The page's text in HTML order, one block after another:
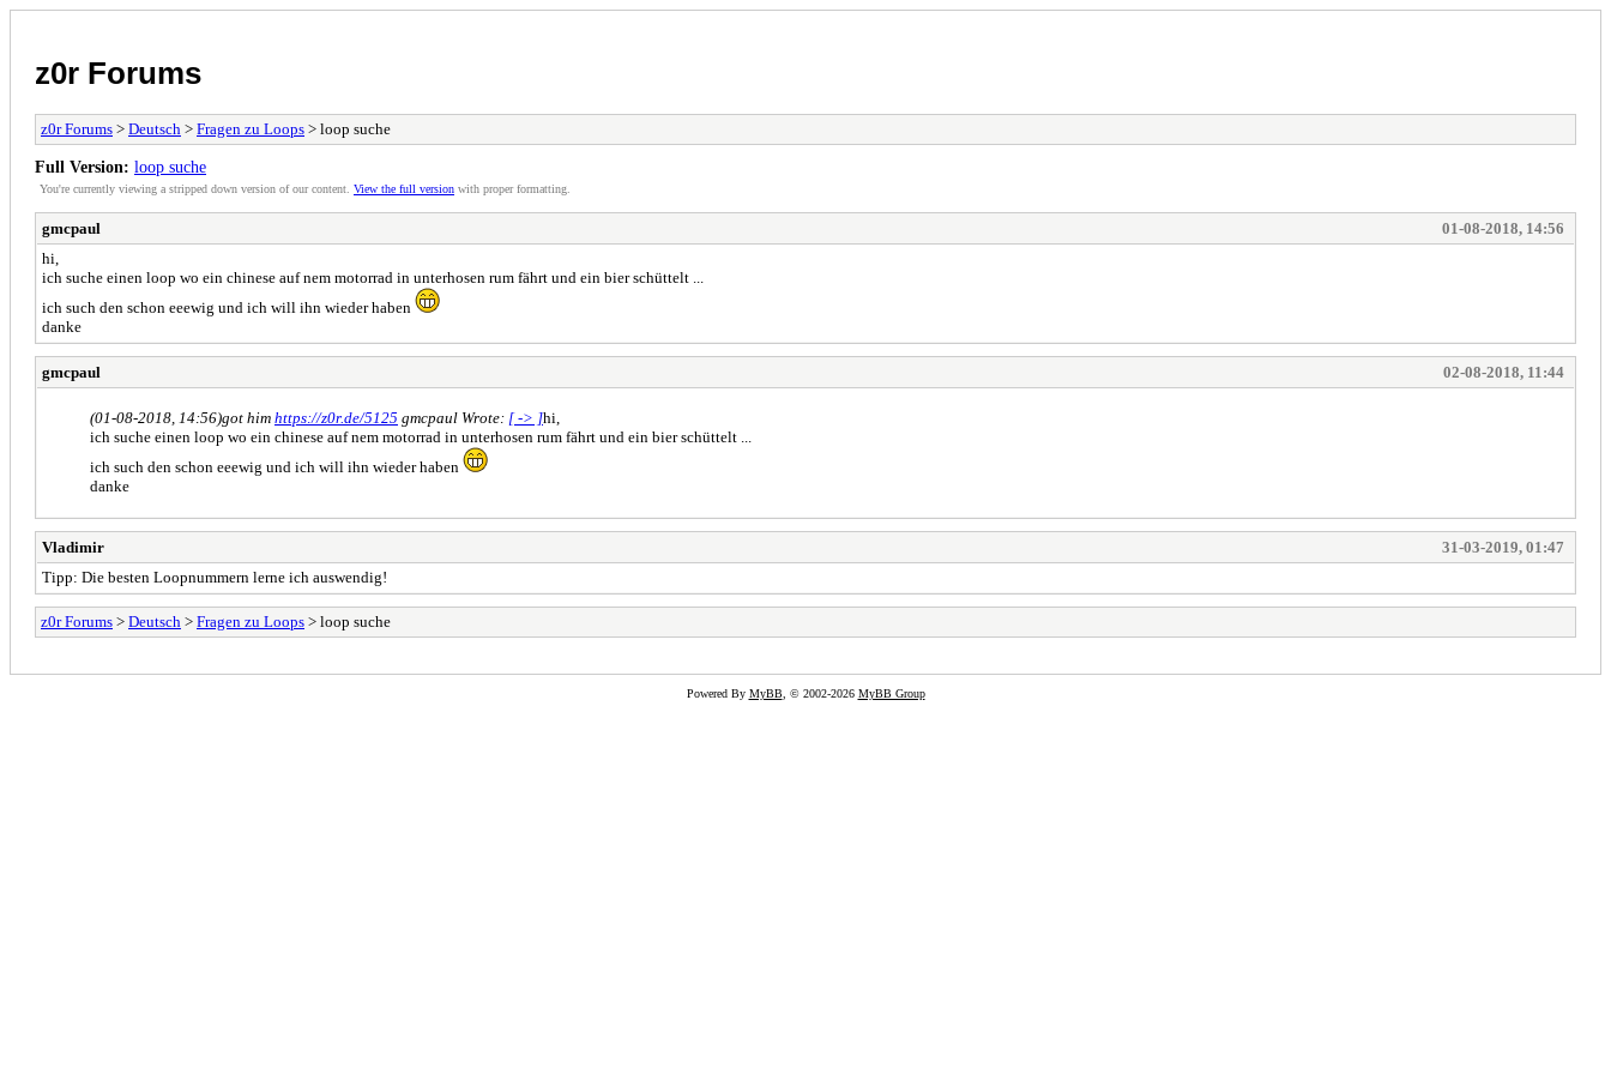
z0r Forums
z0r Forums > Deutsch > Fragen zu Loops > loop suche
Full Version: loop suche
You're currently viewing a stripped down version of our content. View the full version with proper formatting.
gmcpaul
01-08-2018, 14:56
hi,
ich suche einen loop wo ein chinese auf nem motorrad in unterhosen rum fährt und ein bier schüttelt ...
ich such den schon eeewig und ich will ihn wieder haben
danke
gmcpaul 02-08-2018, 11:44
(01-08-2018, 14:56)got him https://z0r.de/5125 gmcpaul Wrote: [ -> ]hi,
ich suche einen loop wo ein chinese auf nem motorrad in unterhosen rum fährt und ein bier schüttelt ...
ich such den schon eeewig und ich will ihn wieder haben
danke
Vladimir
31-03-2019, 01:47
Tipp: Die besten Loopnummern lerne ich auswendig!
z0r Forums > Deutsch > Fragen zu Loops > loop suche
Powered By MyBB, © 2002-2026 MyBB Group